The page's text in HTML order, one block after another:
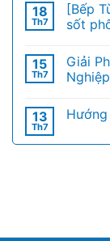
18
Th7
[Bếp
sốt
15
Th7
Giải
13
Th7